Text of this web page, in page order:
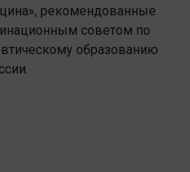
рекомендованные
советом по
образованию